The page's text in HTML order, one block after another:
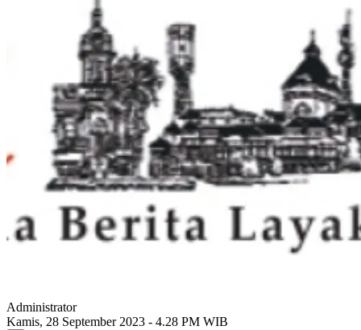
Administrator
Kamis, 28 September 2023 - 4.28 PM WIB